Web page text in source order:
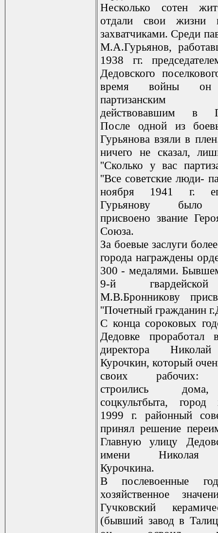
Несколько сотен
отдали свои жизни
захватчиками. Среди
М.А.Гурьянов,
1938 гг.
Дедовского
время войны он
партизанским
действовавшим в
После одной из
Гурьянова взяли в
ничего не сказал,
''Сколько у вас
''Все советские люди-
ноября 1941 г.
Гурьянову было
присвоено звание
Союза.
За боевые заслуги
города награждены
300 - медалями.
9-й
М.В.Бронникову
''Почетный гражданин
С конца сороковых
Дедовке проработал
директора
Курочкин, который
своих рабочих:
строились
соцкультбыта,
1999 г. районный
принял решение
Главную улицу
имени Николая
Курочкина.
В послевоенные
хозяйственное
Гучковский
(бывший завод в